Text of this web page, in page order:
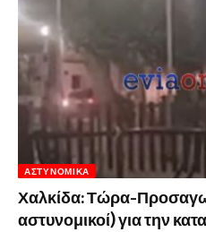
ΑΣΤΥΝΟΜΙΚΆ
Χαλκίδα: Τώρα-
αστυνομικοί) για την